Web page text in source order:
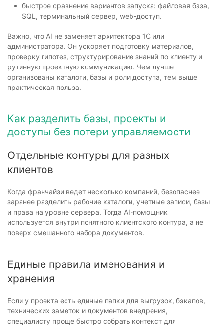
быстрое сравнение вариантов запуска: файловая база,
SQL, терминальный сервер, web-доступ.
Важно, что AI не заменяет архитектора 1С или
администратора. Он ускоряет подготовку материалов,
проверку гипотез, структурирование знаний по клиенту и
рутинную проектную коммуникацию. Чем лучше
организованы каталоги, базы и роли доступа, тем выше
практическая польза.
Как разделить базы, проекты и
доступы без потери управляемости
Отдельные контуры для разных
клиентов
Когда франчайзи ведет несколько компаний, безопаснее
заранее разделить рабочие каталоги, учетные записи, базы
и права на уровне сервера. Тогда AI-помощник
используется внутри понятного клиентского контура, а не
поверх смешанного набора документов.
Единые правила именования и
хранения
Если у проекта есть единые папки для выгрузок, бэкапов,
технических заметок и документов внедрения,
специалисту проще быстро собрать контекст для